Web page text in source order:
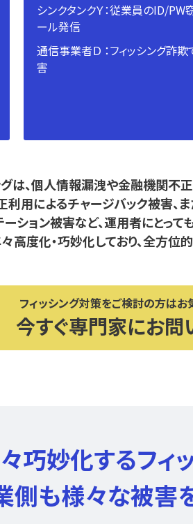
シンクタンクＹ：従業員のID/PW
ール発信
通信事業者Ｄ ：フィッシング詐
害
グは、個人情報漏洩や金融機関不
利用によるチャージバック被害、
ーション被害など、運用者にとって
高度化・巧妙化しており、全方位
フィッシング対策をご検討の方はお
今すぐ専門家にお問
巧妙化するフィ
側も様々な被害